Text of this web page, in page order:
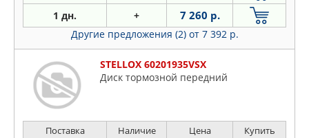
1 дн. + 7 260 р.
Другие предложения (2) от 7 392 р.
STELLOX 60201935VSX
Диск тормозной передний
Поставка Наличие Цена Купить